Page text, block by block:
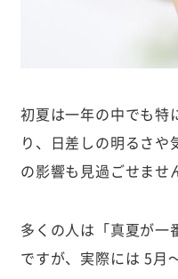
初夏は一年の中でも特
り、日差しの明るさ
の影響も見過ごせませ
多くの人は「真夏が一
ですが、実際には 5月